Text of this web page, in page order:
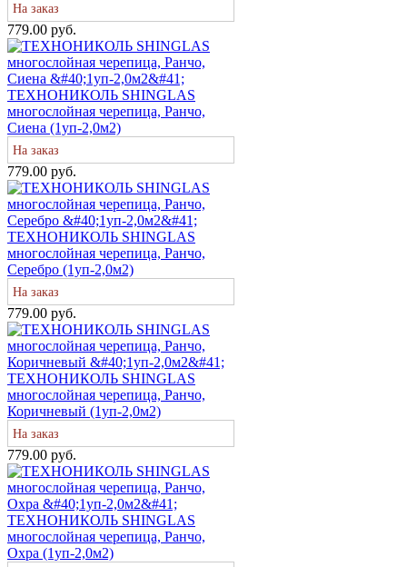
На заказ
779.00 руб.
ТЕХНОНИКОЛЬ SHINGLAS
многослойная черепица, Ранчо,
Сиена (1уп-2,0м2)
На заказ
779.00 руб.
ТЕХНОНИКОЛЬ SHINGLAS
многослойная черепица, Ранчо,
Серебро (1уп-2,0м2)
На заказ
779.00 руб.
ТЕХНОНИКОЛЬ SHINGLAS
многослойная черепица, Ранчо,
Коричневый (1уп-2,0м2)
На заказ
779.00 руб.
ТЕХНОНИКОЛЬ SHINGLAS
многослойная черепица, Ранчо,
Охра (1уп-2,0м2)